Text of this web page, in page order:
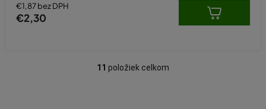
€1,87 bez DPH
€2,30
O
11 položiek celkom